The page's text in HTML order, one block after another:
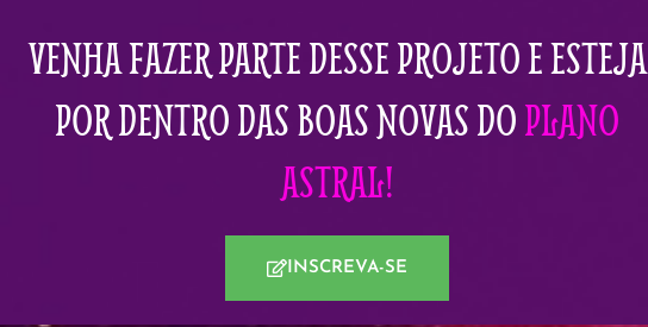
VENHA FAZER PARTE DESSE PROJETO E ESTEJA
POR DENTRO DAS BOAS NOVAS DOPLANO
ASTRAL!
INSCREVA-SE